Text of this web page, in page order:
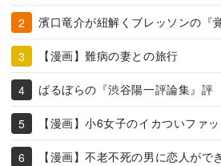
濱口竜介が紐解くブレッソンの『
【漫画】難病の妻との旅行
ばるぼらの『渋谷陽一評論集』評
【漫画】小6女子のイカついファ
【漫画】不老不死の男に恋人がで